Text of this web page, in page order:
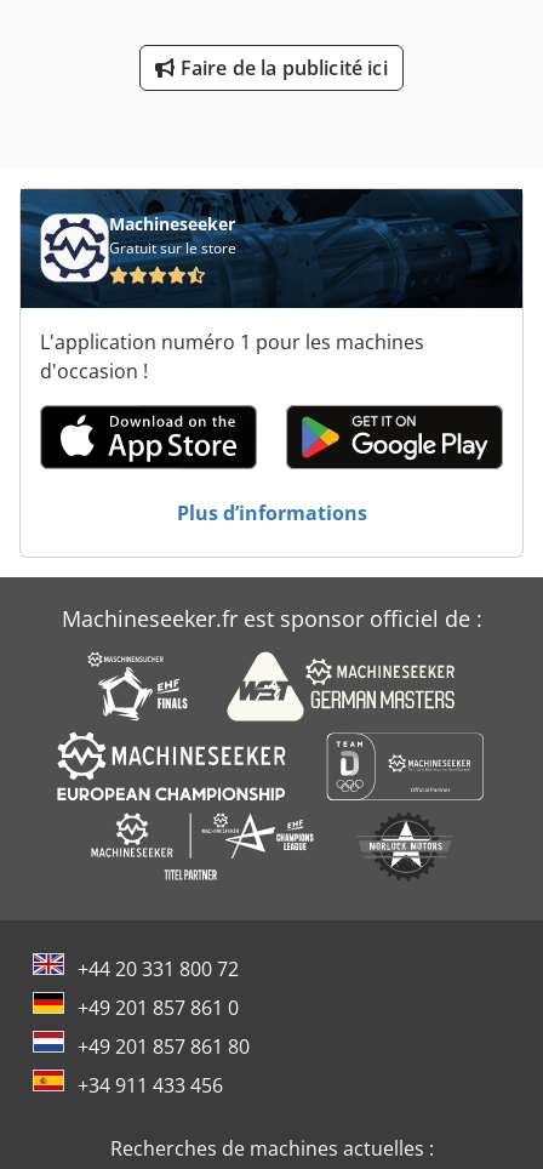
kg. POUR NOUS, L’ÉTAT ET LE SENTIMENT SONT
DÉTERMINANTS, LE PRIX PASSE AU SECOND PLAN. Pour
toute question, M. Faller est à votre disposition au numéro
internet. La description et les données fournies ne
constituent pas une garantie et ne sont pas contractuelles.
Seul le contrat de vente conclu chez le concessionnaire fait
foi. Sous réserve d’erreurs et de vente préalable !; Flèche
réglable Chodpovicudjfx Airea
Faire de la publicité ici
Machineseeker
Gratuit sur le store
L'application numéro 1 pour les machines
d'occasion !
Plus d’informations
Machineseeker.fr est sponsor officiel de :
+44 20 331 800 72
+49 201 857 861 0
+49 201 857 861 80
+34 911 433 456
Recherches de machines actuelles :